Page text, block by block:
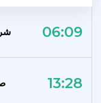
06:09
13:28